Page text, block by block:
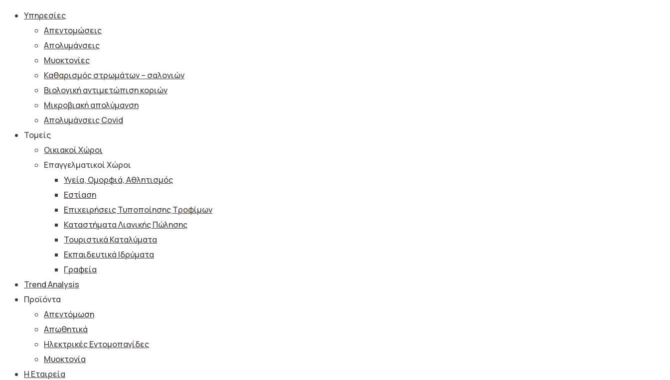
Υπηρεσίες
Απεντομώσεις
Απολυμάνσεις
Μυοκτονίες
Καθαρισμός στρωμάτων – σαλονιών
Βιολογική αντιμετώπιση κοριών
Μικροβιακή απολύμανση
Απολυμάνσεις Covid
Τομείς
Οικιακοί Χώροι
Επαγγελματικοί Χώροι
Υγεία, Ομορφιά, Αθλητισμός
Εστίαση
Επιχειρήσεις Τυποποίησης Τροφίμων
Καταστήματα Λιανικής Πώλησης
Τουριστικά Καταλύματα
Εκπαιδευτικά Ιδρύματα
Γραφεία
Trend Analysis
Προϊόντα
Απεντόμωση
Απωθητικά
Ηλεκτρικές Εντομοπαγίδες
Μυοκτονία
Η Εταιρεία